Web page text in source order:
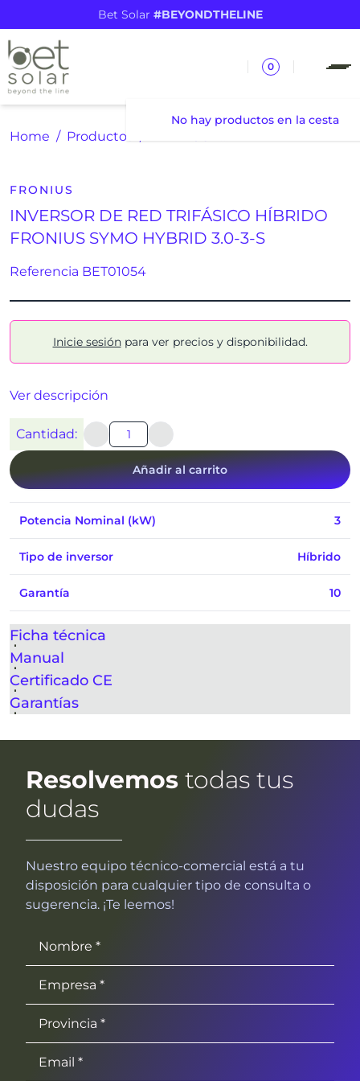
Bet Solar #BEYONDTHELINE
0
No hay productos en la cesta
Home Productos
FRONIUS
INVERSOR DE RED TRIFÁSICO HÍBRIDO
FRONIUS SYMO HYBRID 3.0-3-S
Referencia BET01054
Inicie sesiónpara ver precios y disponibilidad.
Ver descripción
Cantidad:
Añadir al carrito
Potencia Nominal (kW) 3
Tipo de inversor Híbrido
Garantía 10
Ficha técnica
Manual
Certificado CE
Garantías
Resolvemos todas tus
dudas
Nuestro equipo técnico-comercial está a tu
disposición para cualquier tipo de consulta o
sugerencia. ¡Te leemos!